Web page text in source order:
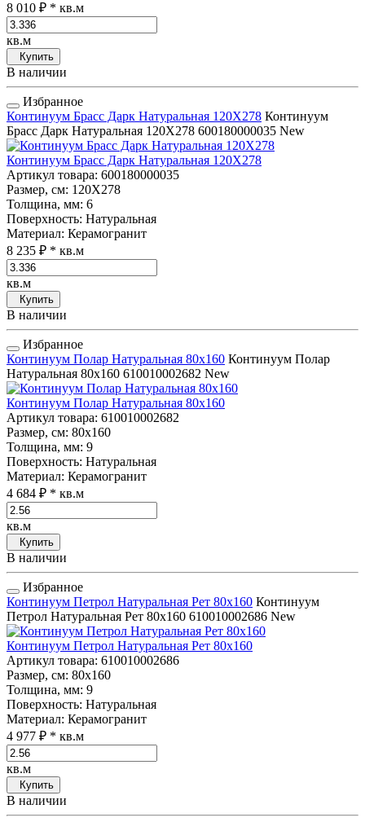
8 010 ₽ * кв.м
кв.м
Купить
В наличии
Избранное
Континуум Брасс Дарк Натуральная 120Х278 Континуум
Брасс Дарк Натуральная 120Х278 600180000035 New
Континуум Брасс Дарк Натуральная 120Х278
Артикул товара: 600180000035
Размер, см: 120Х278
Толщина, мм: 6
Поверхность: Натуральная
Материал: Керамогранит
8 235 ₽ * кв.м
кв.м
Купить
В наличии
Избранное
Континуум Полар Натуральная 80x160 Континуум Полар
Натуральная 80x160 610010002682 New
Континуум Полар Натуральная 80x160
Артикул товара: 610010002682
Размер, см: 80x160
Толщина, мм: 9
Поверхность: Натуральная
Материал: Керамогранит
4 684 ₽ * кв.м
кв.м
Купить
В наличии
Избранное
Континуум Петрол Натуральная Рет 80x160 Континуум
Петрол Натуральная Рет 80x160 610010002686 New
Континуум Петрол Натуральная Рет 80x160
Артикул товара: 610010002686
Размер, см: 80x160
Толщина, мм: 9
Поверхность: Натуральная
Материал: Керамогранит
4 977 ₽ * кв.м
кв.м
Купить
В наличии